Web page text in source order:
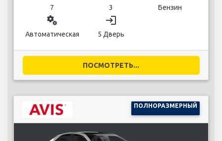
7 3 Бензин
miscellaneous_services
Автоматическая
login
5 Дверь
ПОСМОТРЕТЬ...
ПОЛНОРАЗМЕРНЫЙ